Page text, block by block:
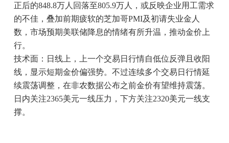
正后的848.8万人回落至805.9万人，或反映企业用工需求
的不佳，叠加前期疲软的芝加哥PMI及初请失业金人
数，市场预期美联储降息的情绪有所升温，推动金价上
行。
技术面：日线上，上一个交易日行情自低位反弹且收阳
线，显示短期金价偏强势。不过连续多个交易日行情延
续震荡调整，在非农数据公布之前金价有望维持震荡。
日内关注2365美元一线压力，下方关注2320美元一线支
撑。